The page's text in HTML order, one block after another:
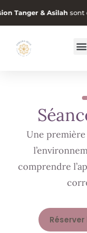
au
contenu
Tanger & Asilahsont
Une
comprendre